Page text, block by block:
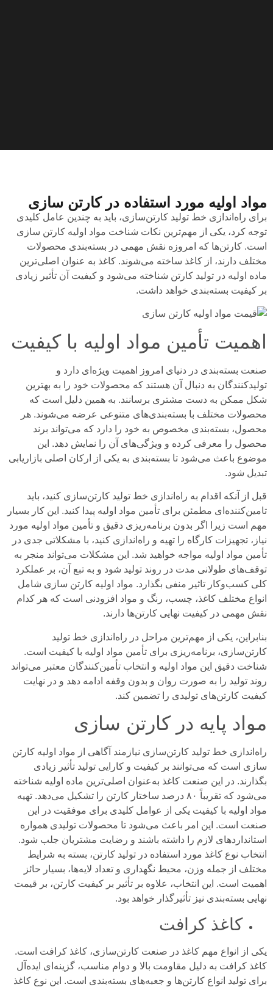
مواد اولیه مورد استفاده در کارتن سازی
برای راه‌اندازی خط تولید کارتن‌سازی، باید به چندین عامل کلیدی
توجه کرد، یکی از مهم‌ترین نکات شناخت مواد اولیه کارتن سازی
است. کارتن‌ها که امروزه نقش مهمی در بسته‌بندی محصولات
مختلف دارند، از کاغذ ساخته می‌شوند. کاغذ به عنوان اصلی‌ترین
ماده اولیه در تولید کارتن شناخته می‌شود و کیفیت آن تأثیر زیادی
بر کیفیت بسته‌بندی خواهد داشت.
اهمیت تأمین مواد اولیه با کیفیت
صنعت بسته‌بندی در دنیای امروز اهمیت ویژه‌ای دارد و
تولیدکنندگان به دنبال آن هستند که محصولات خود را به بهترین
شکل ممکن به دست مشتری برسانند. به همین دلیل است که
محصولات مختلف با بسته‌بندی‌های متنوعی عرضه می‌شوند. هر
محصول، بسته‌بندی مخصوص به خود را دارد که می‌تواند برند
محصول را معرفی کرده و ویژگی‌های آن را نمایش دهد. این
موضوع باعث می‌شود تا بسته‌بندی به یکی از ارکان اصلی بازاریابی
تبدیل شود.
قبل از آنکه اقدام به راه‌اندازی خط تولید کارتن‌سازی کنید، باید
تامین‌کننده‌ای مطمئن برای تأمین مواد اولیه پیدا کنید. این کار بسیار
مهم است زیرا اگر بدون برنامه‌ریزی دقیق و تأمین مواد اولیه مورد
نیاز، تجهیزات کارگاه را تهیه و راه‌اندازی کنید، با مشکلاتی جدی در
تأمین مواد اولیه مواجه خواهید شد. این مشکلات می‌تواند منجر به
توقف‌های طولانی مدت در روند تولید شود و به تبع آن، بر عملکرد
کلی کسب‌وکار تاثیر منفی بگذارد. مواد اولیه کارتن سازی شامل
انواع مختلف کاغذ، چسب، رنگ و مواد افزودنی است که هر کدام
نقش مهمی در کیفیت نهایی کارتن‌ها دارند.
بنابراین، یکی از مهم‌ترین مراحل در راه‌اندازی خط تولید
کارتن‌سازی، برنامه‌ریزی برای تأمین مواد اولیه با کیفیت است.
شناخت دقیق این مواد اولیه و انتخاب تأمین‌کنندگان معتبر می‌تواند
روند تولید را به صورت روان و بدون وقفه ادامه دهد و در نهایت
کیفیت کارتن‌های تولیدی را تضمین کند.
مواد پایه در کارتن سازی
راه‌اندازی خط تولید کارتن‌سازی نیازمند آگاهی از مواد اولیه کارتن
سازی است که می‌توانند بر کیفیت و کارایی تولید تأثیر زیادی
بگذارند. در این صنعت کاغذ به‌عنوان اصلی‌ترین ماده اولیه شناخته
می‌شود که تقریباً ۸۰ درصد ساختار کارتن را تشکیل می‌دهد. تهیه
مواد اولیه با کیفیت یکی از عوامل کلیدی برای موفقیت در این
صنعت است. این امر باعث می‌شود تا محصولات تولیدی همواره
استانداردهای لازم را داشته باشند و رضایت مشتریان جلب شود.
انتخاب نوع کاغذ مورد استفاده در تولید کارتن، بسته به شرایط
مختلف از جمله وزن، محیط نگهداری و تعداد لایه‌ها، بسیار حائز
اهمیت است. این انتخاب، علاوه بر تأثیر بر کیفیت کارتن، بر قیمت
نهایی بسته‌بندی نیز تأثیرگذار خواهد بود.
کاغذ کرافت
یکی از انواع مهم کاغذ در صنعت کارتن‌سازی، کاغذ کرافت است.
کاغذ کرافت به دلیل مقاومت بالا و دوام مناسب، گزینه‌ای ایده‌آل
برای تولید انواع کارتن‌ها و جعبه‌های بسته‌بندی است. این نوع کاغذ